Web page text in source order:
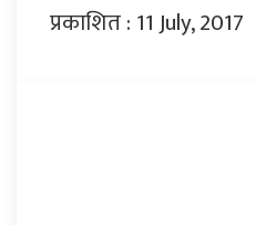
प्रकाशित : 11 July, 2017